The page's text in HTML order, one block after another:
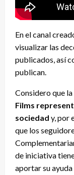
En el canal
visualizar las
publicados, así
publican.
Considero que
Films
sociedad y, por
que los
de iniciativa
aportar su